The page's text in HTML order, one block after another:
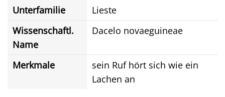
Unterfamilie
Lieste
Wissenschaftl.
Name
Dacelo novaeguineae
Merkmale
sein Ruf hört sich wie ein
Lachen an